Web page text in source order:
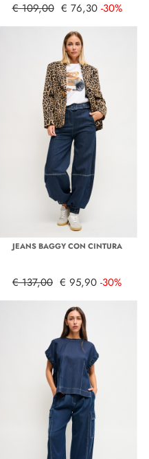
€ 109,00 € 76,30 -30%
JEANS BAGGY CON CINTURA
€ 137,00 € 95,90 -30%